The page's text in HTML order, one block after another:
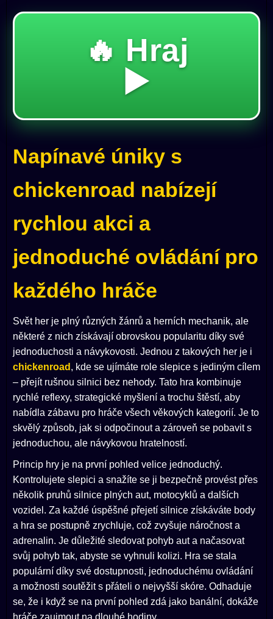
🔥 Hraj
▶️
Napínavé úniky s
chickenroad nabízejí
rychlou akci a
jednoduché ovládání pro
každého hráče
Svět her je plný různých žánrů a herních mechanik, ale
některé z nich získávají obrovskou popularitu díky své
jednoduchosti a návykovosti. Jednou z takových her je i
chickenroad , kde se ujímáte role slepice s jediným cílem
– přejít rušnou silnici bez nehody. Tato hra kombinuje
rychlé reflexy, strategické myšlení a trochu štěstí, aby
nabídla zábavu pro hráče všech věkových kategorií. Je to
skvělý způsob, jak si odpočinout a zároveň se pobavit s
jednoduchou, ale návykovou hratelností.
Princip hry je na první pohled velice jednoduchý.
Kontrolujete slepici a snažíte se ji bezpečně provést přes
několik pruhů silnice plných aut, motocyklů a dalších
vozidel. Za každé úspěšné přejetí silnice získáváte body
a hra se postupně zrychluje, což zvyšuje náročnost a
adrenalin. Je důležité sledovat pohyb aut a načasovat
svůj pohyb tak, abyste se vyhnuli kolizi. Hra se stala
populární díky své dostupnosti, jednoduchému ovládání
a možnosti soutěžit s přáteli o nejvyšší skóre. Odhaduje
se, že i když se na první pohled zdá jako banální, dokáže